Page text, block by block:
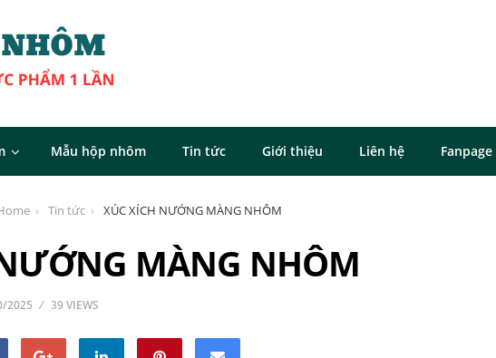
Mẫu hộp nhôm Tin tức Giới thiệu Liên hệ Fanpage
Tin tức XÚC XÍCH NƯỚNG MÀNG NHÔM
MÀNG NHÔM
2025 39 VIEWS